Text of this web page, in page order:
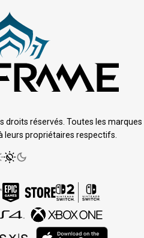
droits réservés. Toutes les marques
leurs propriétaires respectifs.